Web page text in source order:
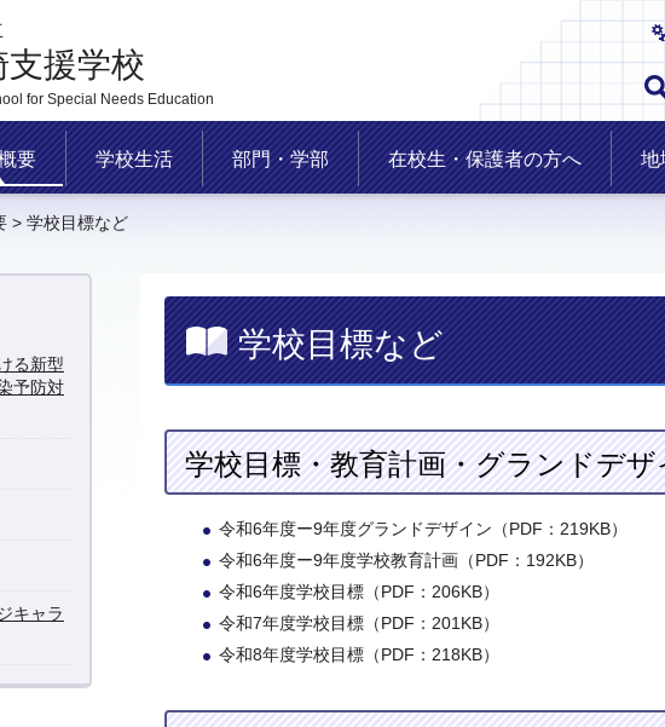
援学校
for Special Needs Education
要 学校生活 部門・学部 在校生・保護者の方へ 地
> 学校目標など
る新型
予防対
キャラ
学校目標など
学校目標・教育計画・グランドデザ
令和6年度ー9年度グランドデザイン（PDF：219KB）
令和6年度ー9年度学校教育計画（PDF：192KB）
令和6年度学校目標（PDF：206KB）
令和7年度学校目標（PDF：201KB）
令和8年度学校目標（PDF：218KB）